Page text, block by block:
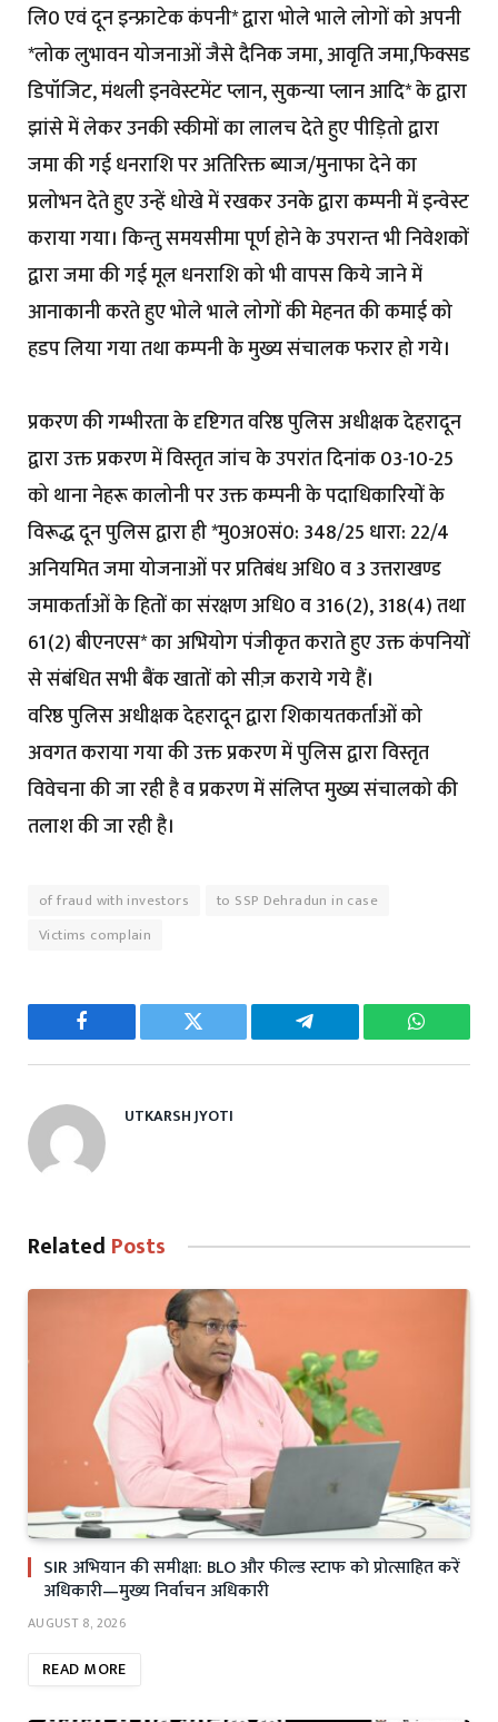
लि0 एवं दून इन्फ्राटेक कंपनी* द्वारा भोले भाले लोगों को अपनी
*लोक लुभावन योजनाओं जैसे दैनिक जमा, आवृति जमा,फिक्सड
डिपॉजिट, मंथली इनवेस्टमेंट प्लान, सुकन्या प्लान आदि* के द्वारा
झांसे में लेकर उनकी स्कीमों का लालच देते हुए पीड़ितो द्वारा
जमा की गई धनराशि पर अतिरिक्त ब्याज/मुनाफा देने का
प्रलोभन देते हुए उन्हें धोखे में रखकर उनके द्वारा कम्पनी में इन्वेस्ट
कराया गया। किन्तु समयसीमा पूर्ण होने के उपरान्त भी निवेशकों
द्वारा जमा की गई मूल धनराशि को भी वापस किये जाने में
आनाकानी करते हुए भोले भाले लोगों की मेहनत की कमाई को
हडप लिया गया तथा कम्पनी के मुख्य संचालक फरार हो गये।
प्रकरण की गम्भीरता के दृष्टिगत वरिष्ठ पुलिस अधीक्षक देहरादून
द्वारा उक्त प्रकरण में विस्तृत जांच के उपरांत दिनांक 03-10-25
को थाना नेहरू कालोनी पर उक्त कम्पनी के पदाधिकारियों के
विरूद्ध दून पुलिस द्वारा ही *मु0अ0सं0: 348/25 धारा: 22/4
अनियमित जमा योजनाओं पर प्रतिबंध अधि0 व 3 उत्तराखण्ड
जमाकर्ताओं के हितों का संरक्षण अधि0 व 316(2), 318(4) तथा
61(2) बीएनएस* का अभियोग पंजीकृत कराते हुए उक्त कंपनियों
से संबंधित सभी बैंक खातों को सीज़ कराये गये हैं।
वरिष्ठ पुलिस अधीक्षक देहरादून द्वारा शिकायतकर्ताओं को
अवगत कराया गया की उक्त प्रकरण में पुलिस द्वारा विस्तृत
विवेचना की जा रही है व प्रकरण में संलिप्त मुख्य संचालको की
तलाश की जा रही है।
of fraud with investors
to SSP Dehradun in case
Victims complain
Facebook Twitter Telegram
UTKARSH JYOTI
Related Posts
SIR अभियान की समीक्षा: BLO और फील्ड स्टाफ को प्रोत्साहित करें
अधिकारी—मुख्य निर्वाचन अधिकारी
AUGUST 8, 2026
READ MORE